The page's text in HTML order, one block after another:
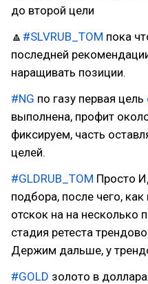
до второй цели
🔼 #SLVRUB_TOM пока
последней
наращивать позиции.
#NG по газу первая цель
выполнена, профит
фиксируем, часть
целей.
#GLDRUB_TOM Просто
подбора, после чего, как
отскок на на несколько
стадия ретеста
Держим дальше, у
#GOLD золото в